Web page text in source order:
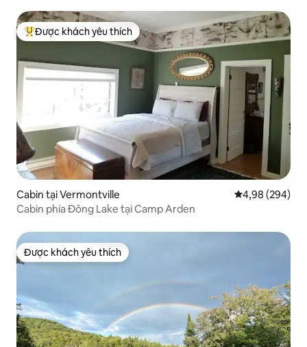
Được khách yêu thích nhất
Được khách yêu thích
Cabin tại Vermontville Xếp hạng
4,98 (294)
Cabin phía Đông Lake tại Camp Arden
Được khách yêu thích
Được khách yêu thích